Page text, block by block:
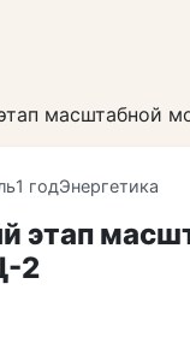
масштабной
1 годЭнергетика
этап
2